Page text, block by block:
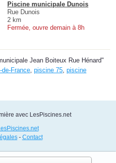
Piscine municipale Dunois
Rue Dunois
2 km
Fermée, ouvre demain à 8h
Jean Boiteux Rue Hénard"
France, piscine 75, piscine
avec LesPiscines.net
- Contact